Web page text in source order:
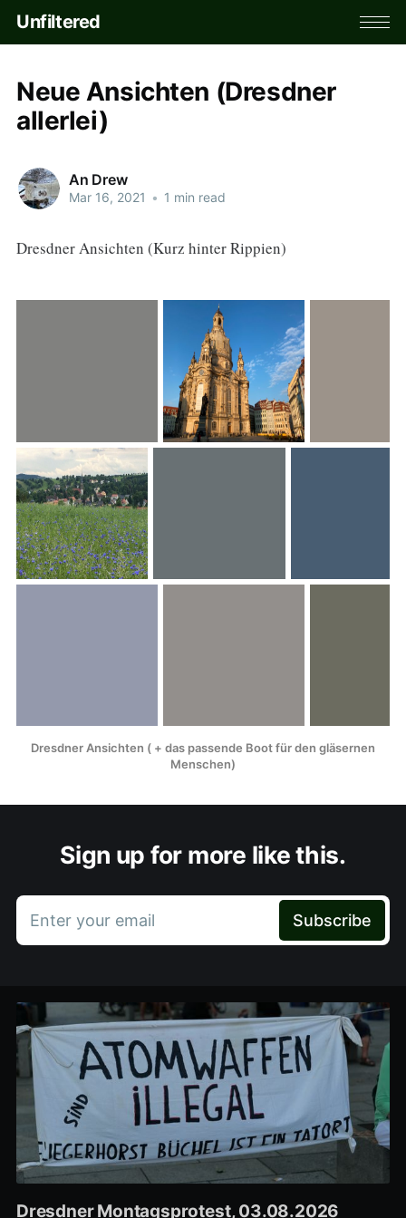
Unfiltered
Neue Ansichten (Dresdner
allerlei)
An Drew
Mar 16, 2021 • 1 min read
Dresdner Ansichten (Kurz hinter Rippien)
Dresdner Ansichten ( + das passende Boot für den gläsernen
Menschen)
Sign up for more like this.
Enter your email Subscribe
Dresdner Montagsprotest, 03.08.2026